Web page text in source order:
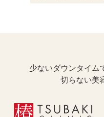
少ないダウンタイム
切らない美